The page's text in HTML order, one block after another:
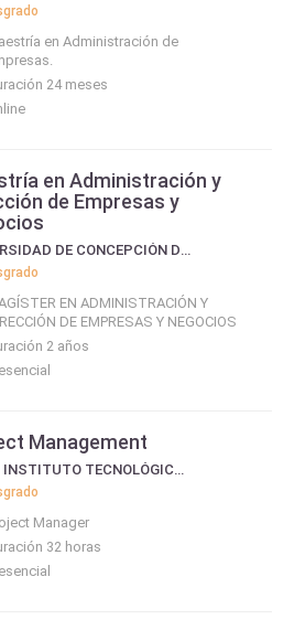
en Administración de
24 meses
en Administración y
de Empresas y
UNIVERSIDAD DE CONCEPCIÓN DEL URUGUAY
EN ADMINISTRACIÓN Y
DE EMPRESAS Y NEGOCIOS
2 años
Management
ITBA - INSTITUTO TECNOLÓGICO DE BUENOS AIRES
Manager
32 horas